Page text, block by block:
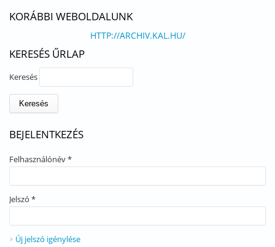
KORÁBBI WEBOLDALUNK
HTTP://ARCHIV.KAL.HU/
KERESÉS ŰRLAP
Keresés
BEJELENTKEZÉS
Felhasználónév*
Jelszó *
Új jelszó igénylése